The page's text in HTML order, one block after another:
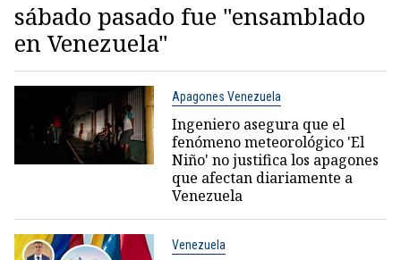
sábado pasado fue "ensamblado
en Venezuela"
Apagones Venezuela
Ingeniero asegura que el
fenómeno meteorológico 'El
Niño' no justifica los apagones
que afectan diariamente a
Venezuela
Venezuela